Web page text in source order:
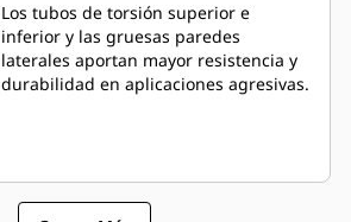
Los tubos de torsión superior e
inferior y las gruesas paredes
laterales aportan mayor resistencia y
durabilidad en aplicaciones agresivas.